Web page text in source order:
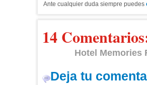
Ante cualquier duda siempre puedes
14
Hotel Memories
Deja tu